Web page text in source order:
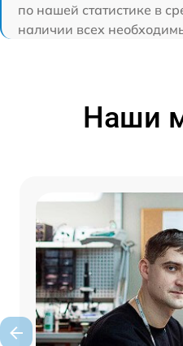
по нашей статистике в
наличии всех
Наши